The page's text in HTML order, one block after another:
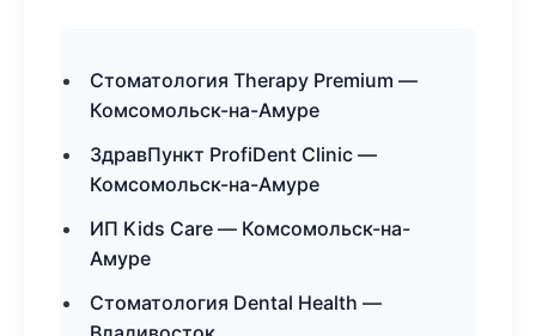
Стоматология Therapy Premium —
Комсомольск-на-Амуре
ЗдравПункт ProfiDent Clinic —
Комсомольск-на-Амуре
ИП Kids Care — Комсомольск-на-
Амуре
Стоматология Dental Health —